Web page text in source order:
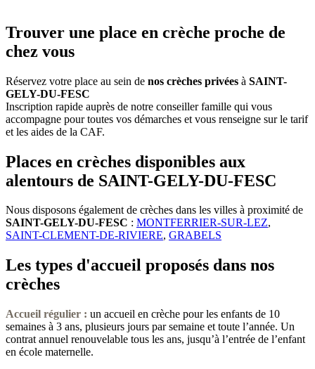
Trouver une place en crèche proche de
chez vous
Réservez votre place au sein de nos crèches privées à SAINT-
GELY-DU-FESC
Inscription rapide auprès de notre conseiller famille qui vous
accompagne pour toutes vos démarches et vous renseigne sur le tarif
et les aides de la CAF.
Places en crèches disponibles aux
alentours de SAINT-GELY-DU-FESC
Nous disposons également de crèches dans les villes à proximité de
SAINT-GELY-DU-FESC : MONTFERRIER-SUR-LEZ,
SAINT-CLEMENT-DE-RIVIERE, GRABELS
Les types d'accueil proposés dans nos
crèches
Accueil régulier : un accueil en crèche pour les enfants de 10
semaines à 3 ans, plusieurs jours par semaine et toute l’année. Un
contrat annuel renouvelable tous les ans, jusqu’à l’entrée de l’enfant
en école maternelle.